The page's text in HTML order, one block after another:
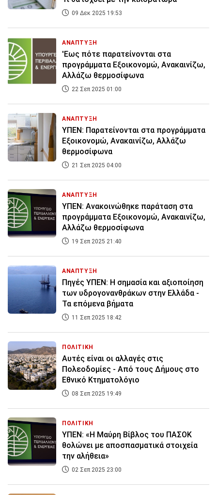
09 Δεκ 2025 19:53
ΑΝΑΠΤΥΞΗ
'Εως πότε παρατείνονται στα
προγράμματα Εξοικονομώ, Ανακαινίζω,
Αλλάζω θερμοσίφωνα
22 Σεπ 2025 01:00
ΑΝΑΠΤΥΞΗ
ΥΠΕΝ: Παρατείνονται στα προγράμματα
Εξοικονομώ, Ανακαινίζω, Αλλάζω
θερμοσίφωνα
21 Σεπ 2025 04:00
ΑΝΑΠΤΥΞΗ
ΥΠΕΝ: Ανακοινώθηκε παράταση στα
προγράμματα Εξοικονομώ, Ανακαινίζω,
Αλλάζω θερμοσίφωνα
19 Σεπ 2025 21:40
ΑΝΑΠΤΥΞΗ
Πηγές ΥΠΕΝ: Η σημασία και αξιοποίηση
των υδρογονανθράκων στην Ελλάδα -
Τα επόμενα βήματα
11 Σεπ 2025 18:42
ΠΟΛΙΤΙΚΗ
Αυτές είναι οι αλλαγές στις
Πολεοδομίες - Από τους Δήμους στο
Εθνικό Κτηματολόγιο
08 Σεπ 2025 19:49
ΠΟΛΙΤΙΚΗ
ΥΠΕΝ: «Η Μαύρη Βίβλος του ΠΑΣΟΚ
θολώνει με αποσπασματικά στοιχεία
την αλήθεια»
02 Σεπ 2025 23:00